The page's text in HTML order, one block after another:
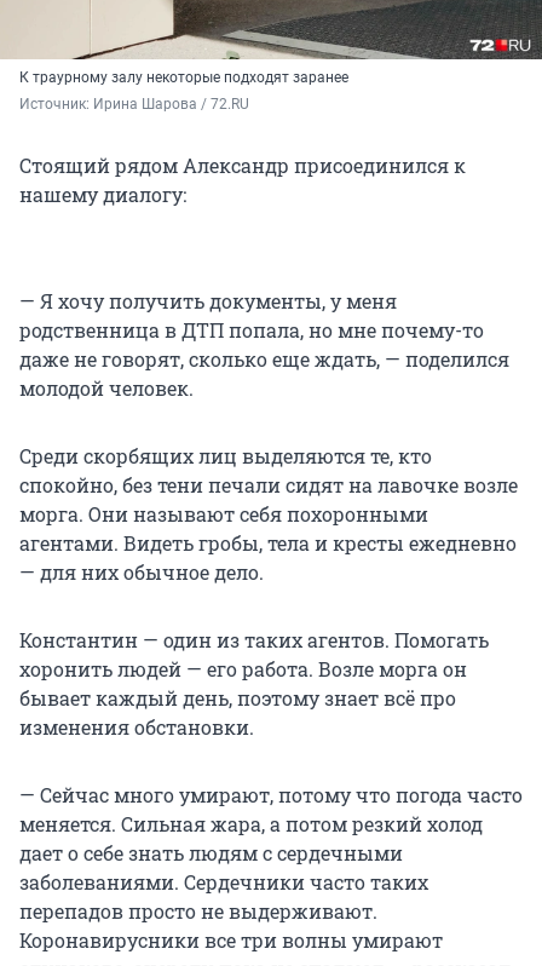
К траурному залу некоторые подходят заранее
Источник: Ирина Шарова / 72.RU
Стоящий рядом Александр присоединился к
нашему диалогу:
— Я хочу получить документы, у меня
родственница в ДТП попала, но мне почему-то
даже не говорят, сколько еще ждать, — поделился
молодой человек.
Среди скорбящих лиц выделяются те, кто
спокойно, без тени печали сидят на лавочке возле
морга. Они называют себя похоронными
агентами. Видеть гробы, тела и кресты ежедневно
— для них обычное дело.
Константин — один из таких агентов. Помогать
хоронить людей — его работа. Возле морга он
бывает каждый день, поэтому знает всё про
изменения обстановки.
— Сейчас много умирают, потому что погода часто
меняется. Сильная жара, а потом резкий холод
дает о себе знать людям с сердечными
заболеваниями. Сердечники часто таких
перепадов просто не выдерживают.
Коронавирусники все три волны умирают